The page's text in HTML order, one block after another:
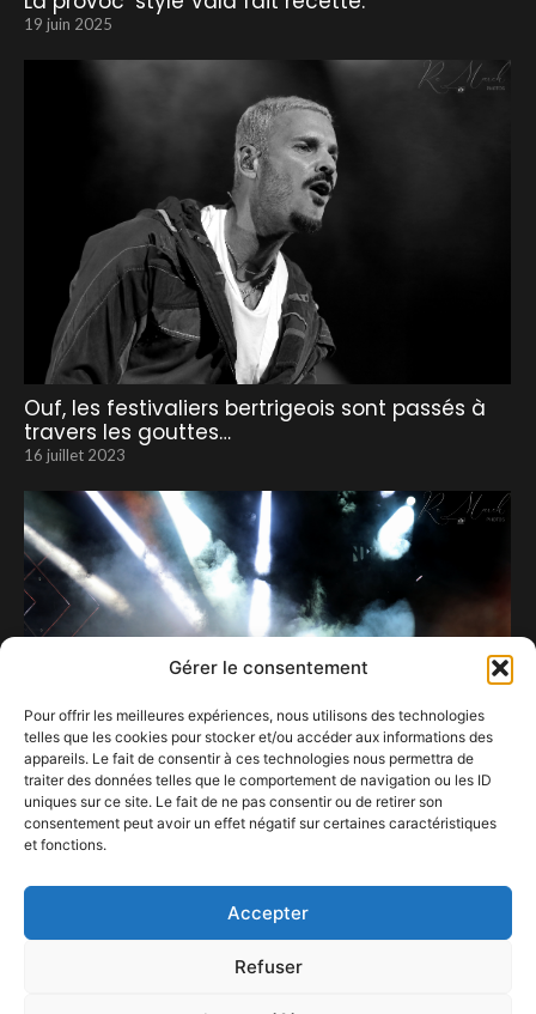
Gérer le consentement
Pour offrir les meilleures expériences, nous utilisons des technologies
telles que les cookies pour stocker et/ou accéder aux informations des
appareils. Le fait de consentir à ces technologies nous permettra de
traiter des données telles que le comportement de navigation ou les ID
uniques sur ce site. Le fait de ne pas consentir ou de retirer son
consentement peut avoir un effet négatif sur certaines caractéristiques
et fonctions.
Accepter
Refuser
19 juin 2025
Ouf, les festivaliers bertrigeois sont passés à
travers les gouttes…
16 juillet 2023
La plaine du Feelgood s’est muée en piste de
1 juillet 2023